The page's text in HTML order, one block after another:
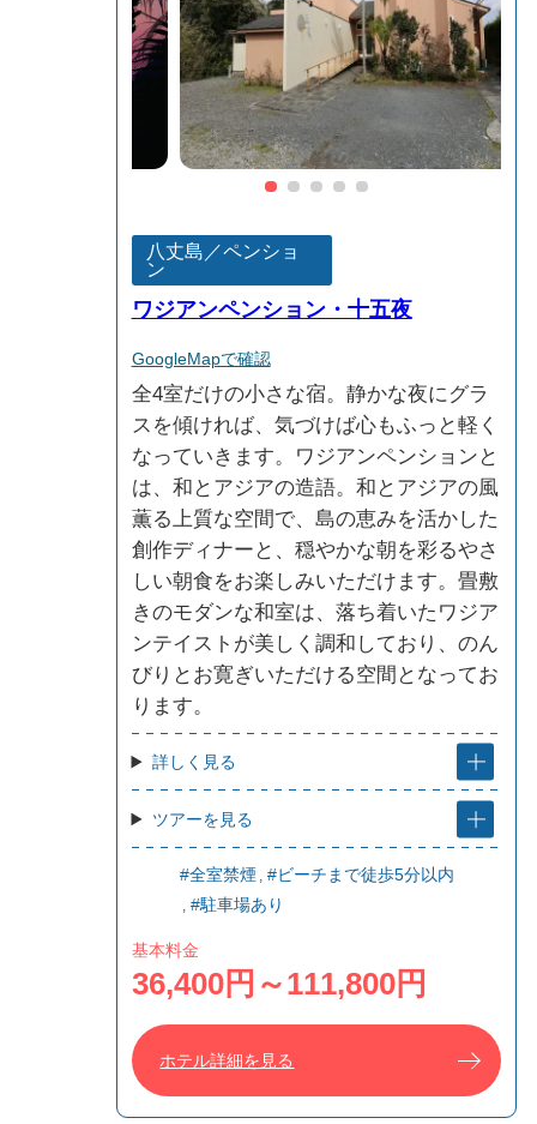
八丈島／ペンショ
ン
ワジアンペンション・十五夜
GoogleMapで確認
全4室だけの小さな宿。静かな夜にグラ
スを傾ければ、気づけば心もふっと軽く
なっていきます。ワジアンペンションと
は、和とアジアの造語。和とアジアの風
薫る上質な空間で、島の恵みを活かした
創作ディナーと、穏やかな朝を彩るやさ
しい朝食をお楽しみいただけます。畳敷
きのモダンな和室は、落ち着いたワジア
ンテイストが美しく調和しており、のん
びりとお寛ぎいただける空間となってお
ります。
詳しく見る
ツアーを見る
#全室禁煙 #ビーチまで徒歩5分以内
#駐車場あり
基本料金
36,400円～111,800円
ホテル詳細を見る